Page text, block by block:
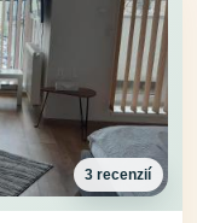
3 recenzií